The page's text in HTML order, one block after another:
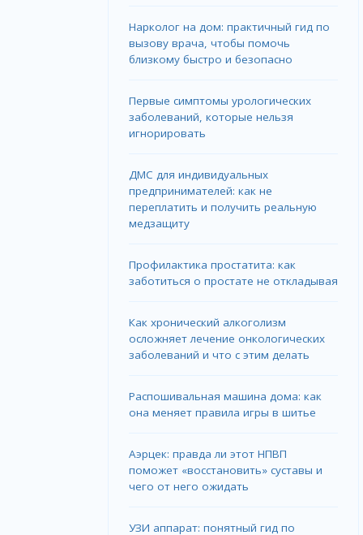
Нарколог на дом: практичный гид по
вызову врача, чтобы помочь
близкому быстро и безопасно
Первые симптомы урологических
заболеваний, которые нельзя
игнорировать
ДМС для индивидуальных
предпринимателей: как не
переплатить и получить реальную
медзащиту
Профилактика простатита: как
заботиться о простате не откладывая
Как хронический алкоголизм
осложняет лечение онкологических
заболеваний и что с этим делать
Распошивальная машина дома: как
она меняет правила игры в шитье
Аэрцек: правда ли этот НПВП
поможет «восстановить» суставы и
чего от него ожидать
УЗИ аппарат: понятный гид по